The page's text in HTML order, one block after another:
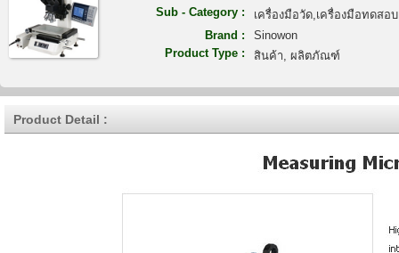
Sub - Category :
เครื่องมือวัด,เครื่องมือทดสอบ
Brand :
Sinowon
Product Type :
สินค้า, ผลิตภัณฑ์
Product Detail :